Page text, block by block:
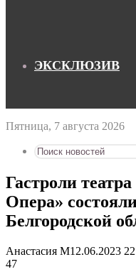
ЭКСКЛЮЗИВ
Пятница, 7 августа 2026
Гастроли
Опера»
Белгородской
Анастасия М12.06.2023
47